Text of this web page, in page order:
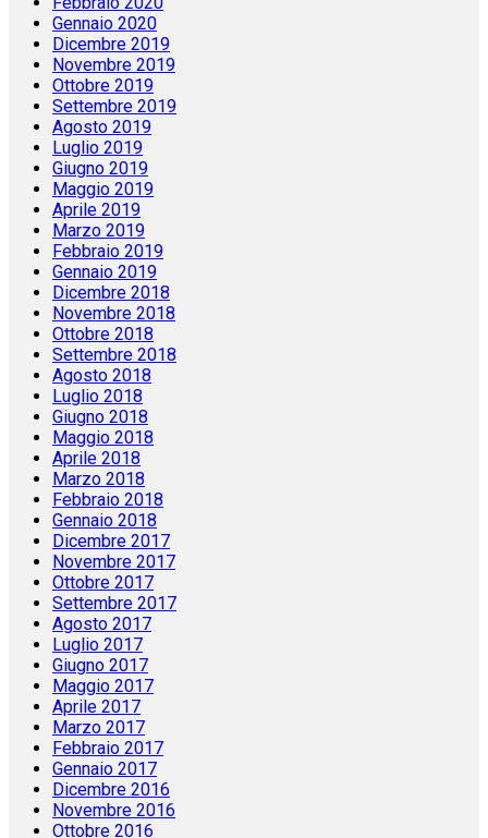
Gennaio 2020
Dicembre 2019
Novembre 2019
Ottobre 2019
Settembre 2019
Agosto 2019
Luglio 2019
Giugno 2019
Maggio 2019
Aprile 2019
Marzo 2019
Febbraio 2019
Gennaio 2019
Dicembre 2018
Novembre 2018
Ottobre 2018
Settembre 2018
Agosto 2018
Luglio 2018
Giugno 2018
Maggio 2018
Aprile 2018
Marzo 2018
Febbraio 2018
Gennaio 2018
Dicembre 2017
Novembre 2017
Ottobre 2017
Settembre 2017
Agosto 2017
Luglio 2017
Giugno 2017
Maggio 2017
Aprile 2017
Marzo 2017
Febbraio 2017
Gennaio 2017
Dicembre 2016
Novembre 2016
Ottobre 2016